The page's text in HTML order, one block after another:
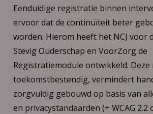
Eenduidige registratie binnen
ervoor dat de continuïteit beter
worden. Hierom heeft het NCJ voor
Stevig Ouderschap en VoorZorg de
Registratiemodule ontwikkeld.
toekomstbestendig, vermindert
zorgvuldig gebouwd op basis van
en privacystandaarden (+ WCAG 2.2